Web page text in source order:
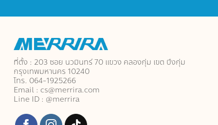
ที่ตั้ง : 203 ซอย นวมินทร์ 70 แขวง คลองกุ่ม เขต บึงกุ่ม
กรุงเทพมหานคร 10240
โทร. 064-1925266
Email : cs@merrira.com
Line ID : @merrira